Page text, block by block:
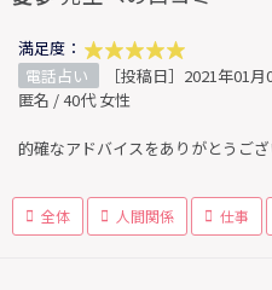
満足度：
電話占い
［投稿日］2021年01月
匿名 / 40代 女性
的確なアドバイスをありがとうご
全体 人間関係 仕事